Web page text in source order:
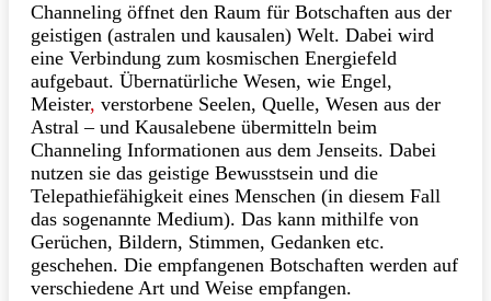
Channeling öffnet den Raum für Botschaften aus der
geistigen (astralen und kausalen) Welt. Dabei wird
eine Verbindung zum kosmischen Energiefeld
aufgebaut. Übernatürliche Wesen, wie Engel,
Meister, verstorbene Seelen, Quelle, Wesen aus der
Astral – und Kausalebene übermitteln beim
Channeling Informationen aus dem Jenseits. Dabei
nutzen sie das geistige Bewusstsein und die
Telepathiefähigkeit eines Menschen (in diesem Fall
das sogenannte Medium). Das kann mithilfe von
Gerüchen, Bildern, Stimmen, Gedanken etc.
geschehen. Die empfangenen Botschaften werden auf
verschiedene Art und Weise empfangen.